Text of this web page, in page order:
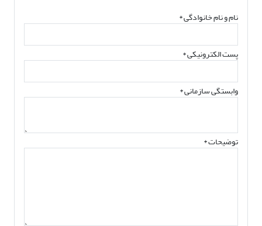
نام و نام خانوادگی*
پست الکترونیکی*
وابستگی سازمانی *
توضیحات *